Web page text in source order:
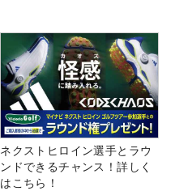
ネクストヒロイン選手とラウ
ンドできるチャンス！詳しく
はこちら！